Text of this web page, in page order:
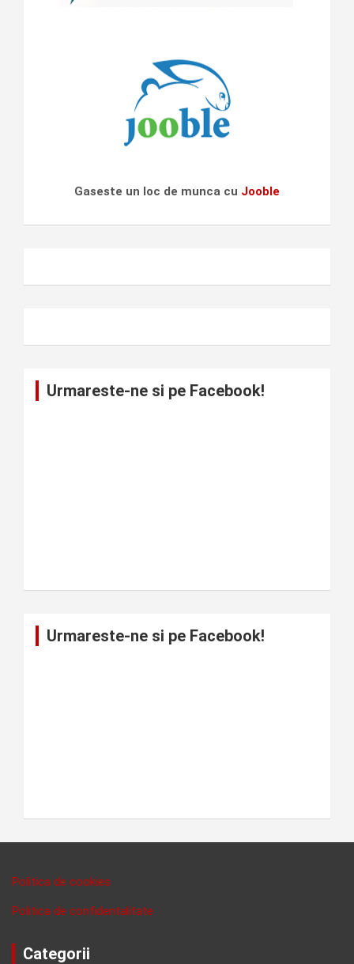
Gaseste un loc de munca cu Jooble
Urmareste-ne si pe Facebook!
Urmareste-ne si pe Facebook!
Politica de cookies
Politica de confidentalitate
Categorii